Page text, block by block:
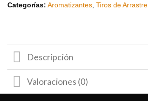
Categorías: Aromatizantes Tiros de Arrastre
Descripción
Valoraciones (0)